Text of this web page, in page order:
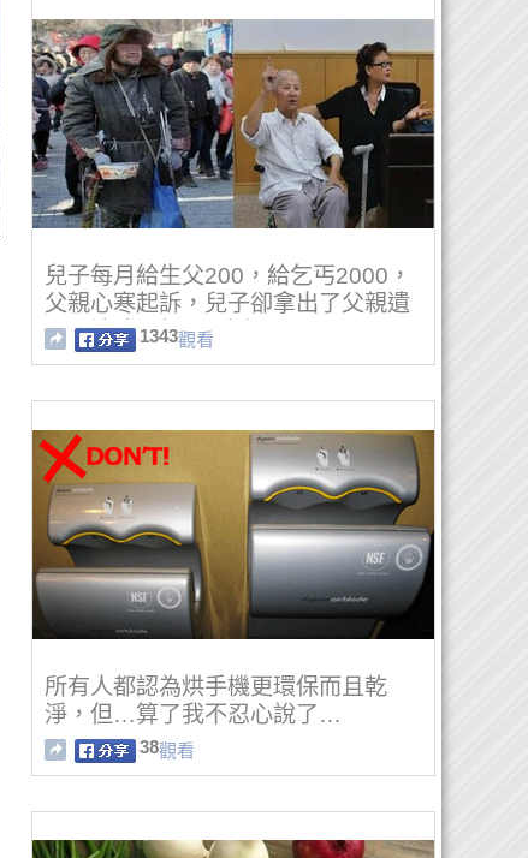
兒子每月給生父200，給乞丐2000，
父親心寒起訴，兒子卻拿出了父親遺
照！法院：無理取鬧！
1343觀看
所有人都認為烘手機更環保而且乾
淨，但…算了我不忍心說了…
38觀看